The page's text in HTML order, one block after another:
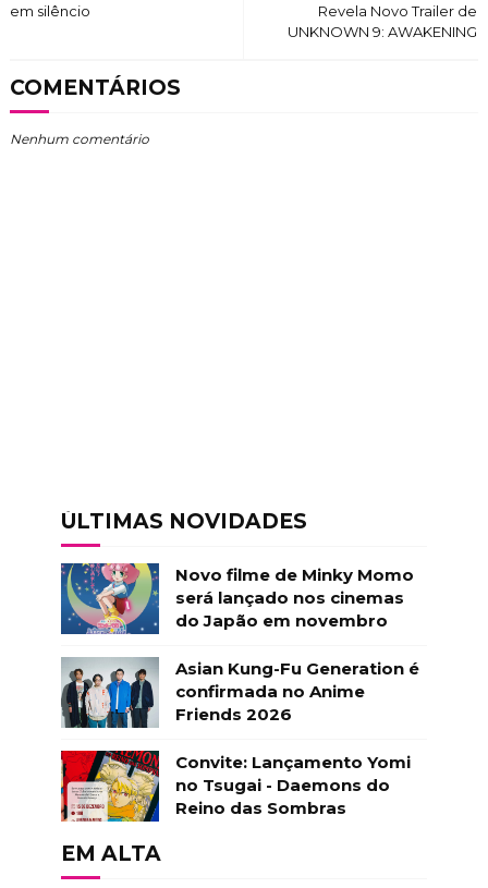
Revela Novo Trailer de
UNKNOWN 9: AWAKENING
em silêncio
COMENTÁRIOS
Nenhum comentário
ÚLTIMAS NOVIDADES
Novo filme de Minky Momo
será lançado nos cinemas
do Japão em novembro
Asian Kung-Fu Generation é
confirmada no Anime
Friends 2026
Convite: Lançamento Yomi
no Tsugai - Daemons do
Reino das Sombras
EM ALTA